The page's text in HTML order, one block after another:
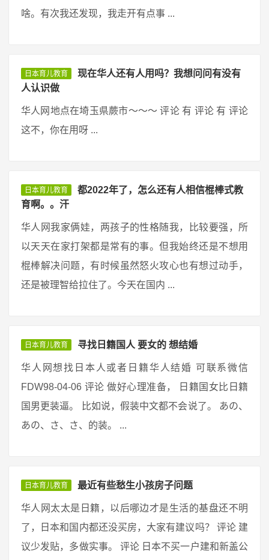
啥。有次我还发现，我走开有点事 ...
日本育儿教育
现在华人还有人用吗？我想问问有没有
人认识做
华人网地点在埼玉県蕨市〜〜〜 评论 有 评论 有 评论
这不，你在用呀 ...
日本育儿教育
都2022年了，怎么还有人相信棍棒式教
育啊。。汗
华人网我家俩娃，两孩子的性格随我，比较要强，所
以天天在家打架都是常有的事。但我始终还是不想用
棍棒解决问题，有时候虽然怒火攻心也有想过动手，
还是被理智给拉住了。今天在国内 ...
日本育儿教育 寻找日籍国人 要女的 想结婚
华人网想找日本人或者日籍华人结婚 可联系微信
FDW98-04-06 评论 做好心理准备， 日籍国女比日籍
国男更装逼。 比如说，假装中文都不会说了。 あの、
あの、さ、さ、的装。 ...
日本育儿教育 最近有些愁生小孩房子问题
华人网太太是日籍，以后哪边才是生活的基盘还不明
了，日本和国内都还没买房，大家有建议吗？ 评论 建
议少发贴，多做实事。 评论 日本不买一户建和新盖公